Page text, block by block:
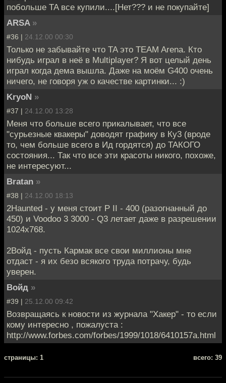
побольше TA все купили....[Нет??? и не покупайте]
ARSA »
#36 | 24.12.00 00:30
Только не забывайте что TA это TEAM Arena. Кто
нибудь играл в неё в Multiplayer? Я вот целый день
играл когда дема вышла. Даже на моём G400 очень
ничего, не говоря уж о качестве картинки... :)
KryoN »
#37 | 24.12.00 13:28
Меня что больше всего прикалывает, что все
"сурьезные квакеры" доводят графику в Ку3 (вроде
то, чем больше всего в Ид гордятся) до ТАКОГО
состояния... Так что все эти красоты никого, похоже,
не интересуют...
Bratan »
#38 | 24.12.00 18:13
2Haunted - у меня стоит P II - 400 (разогнанный до
450) и Voodoo 3 3000 - Q3 летает даже в разрешении
1024х768.
2Войд - пусть Кармак все свои миллионы мне
отдаст - я их безо всякого труда потрачу, будь
уверен.
Войд »
#39 | 25.12.00 09:42
Возвращаясь к новости из журнала "Хакер" - то если
кому интересно , пожалуста :
http://www.forbes.com/forbes/1999/1018/6410157a.html
cтраницы: 1 всего: 39